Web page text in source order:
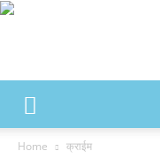
Home क्राईम